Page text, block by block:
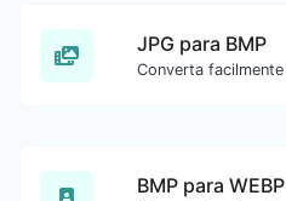
JPG para BMP
BMP para WEBP